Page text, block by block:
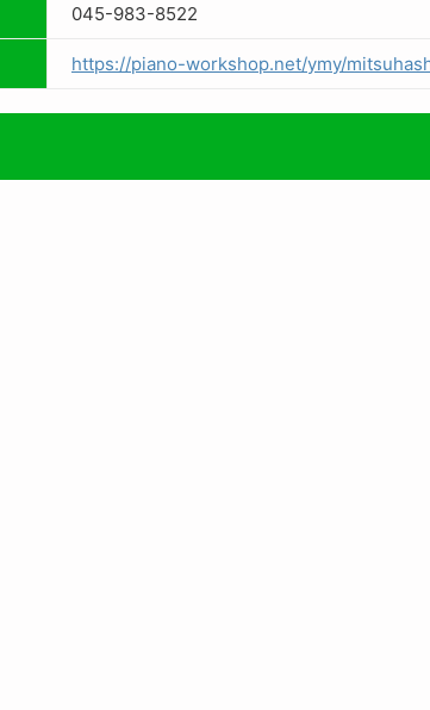
045-983-8522
https://piano-workshop.net/ymy/